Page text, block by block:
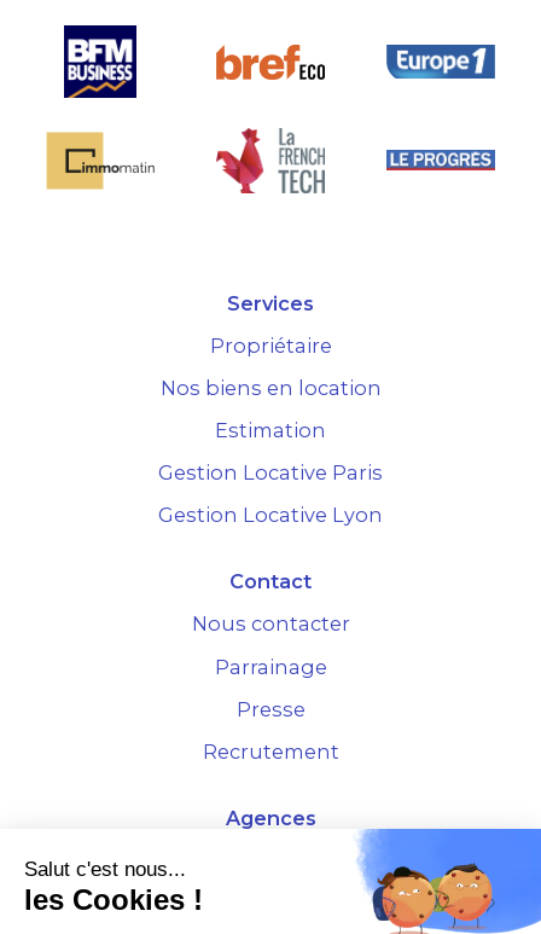
Services
Propriétaire
Nos biens en location
Estimation
Gestion Locative Paris
Gestion Locative Lyon
Contact
Nous contacter
Parrainage
Presse
Recrutement
Agences
4 Rue de la Bourse - 69001 Lyon
10 rue d'Austerlitz - 75012 Paris
Salut c'est nous...
les Cookies !